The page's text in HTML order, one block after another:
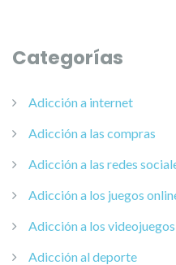
Categorías
Adicción a internet
Adicción a las compras
Adicción a las redes
Adicción a los juegos
Adicción a los videojuegos
Adicción al deporte